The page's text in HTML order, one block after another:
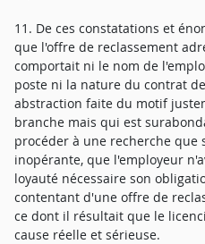
11. De ces constatations et
que l'offre de reclassement
comportait ni le nom de
poste ni la nature du contrat
abstraction faite du motif
branche mais qui est
procéder à une recherche que
inopérante, que l'employeur
loyauté nécessaire son
contentant d'une offre de
ce dont il résultait que le
cause réelle et sérieuse.